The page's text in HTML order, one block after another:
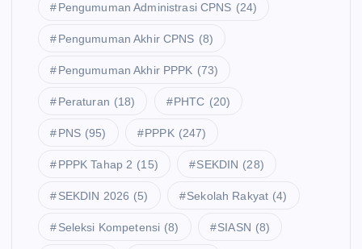
Pengumuman Administrasi CPNS (24)
Pengumuman Akhir CPNS (8)
Pengumuman Akhir PPPK (73)
Peraturan (18) PHTC (20)
PNS (95) PPPK (247)
PPPK Tahap 2 (15) SEKDIN (28)
SEKDIN 2026 (5) Sekolah Rakyat (4)
Seleksi Kompetensi (8) SIASN (8)